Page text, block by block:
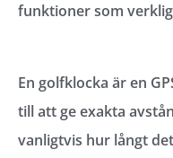
funktioner som
En golfklocka är en
till att ge exakta
vanligtvis hur långt